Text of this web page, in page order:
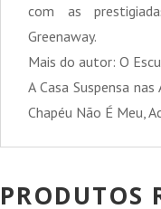
com as
Greenaway.
Mais do autor: O
A Casa Suspensa
Chapéu Não É Meu,
PRODUTOS